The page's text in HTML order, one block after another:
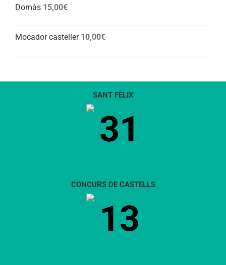
Domàs 15,00€
Mocador casteller 10,00€
SANT FÈLIX
31
CONCURS DE CASTELLS
13